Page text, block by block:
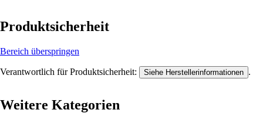
Produktsicherheit
Bereich überspringen
Verantwortlich für Produktsicherheit: Siehe Herstellerinformationen .
Weitere Kategorien